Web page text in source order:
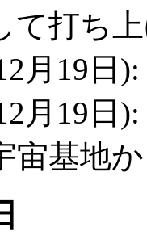
て打ち
月19日
月19
宙基地